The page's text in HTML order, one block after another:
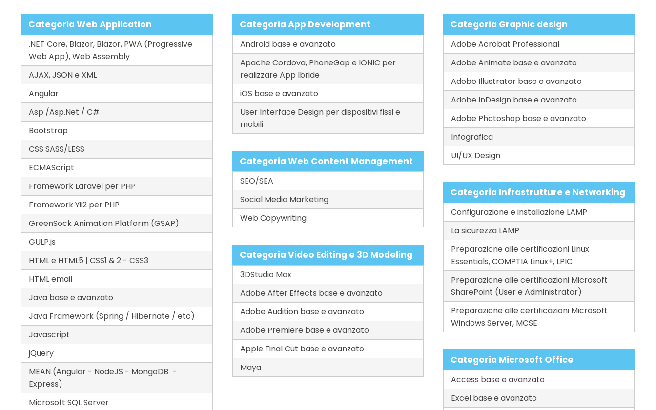
Categoria Web Application
.NET Core, Blazor, Blazor, PWA (Progressive
Web App), Web Assembly
AJAX, JSON e XML
Angular
Asp /Asp.Net / C#
Bootstrap
CSS SASS/LESS
ECMAScript
Framework Laravel per PHP
Framework Yii2 per PHP
GreenSock Animation Platform (GSAP)
GULP.js
HTML e HTML5 | CSS1 & 2 - CSS3
HTML email
Java base e avanzato
Java Framework (Spring / Hibernate / etc)
Javascript
jQuery
MEAN (Angular - NodeJS - MongoDB -
Express)
Microsoft SQL Server
Categoria App Development
Android base e avanzato
Apache Cordova, PhoneGap e IONIC per
realizzare App Ibride
iOS base e avanzato
User Interface Design per dispositivi fissi e
mobili
Categoria Web Content Management
SEO/SEA
Social Media Marketing
Web Copywriting
Categoria Video Editing e 3D Modeling
3DStudio Max
Adobe After Effects base e avanzato
Adobe Audition base e avanzato
Adobe Premiere base e avanzato
Apple Final Cut base e avanzato
Maya
Categoria Graphic design
Adobe Acrobat Professional
Adobe Animate base e avanzato
Adobe Illustrator base e avanzato
Adobe InDesign base e avanzato
Adobe Photoshop base e avanzato
Infografica
UI/UX Design
Categoria Infrastrutture e Networking
Configurazione e installazione LAMP
La sicurezza LAMP
Preparazione alle certificazioni Linux
Essentials, COMPTIA Linux+, LPIC
Preparazione alle certificazioni Microsoft
SharePoint (User e Administrator)
Preparazione alle certificazioni Microsoft
Windows Server, MCSE
Categoria Microsoft Office
Access base e avanzato
Excel base e avanzato